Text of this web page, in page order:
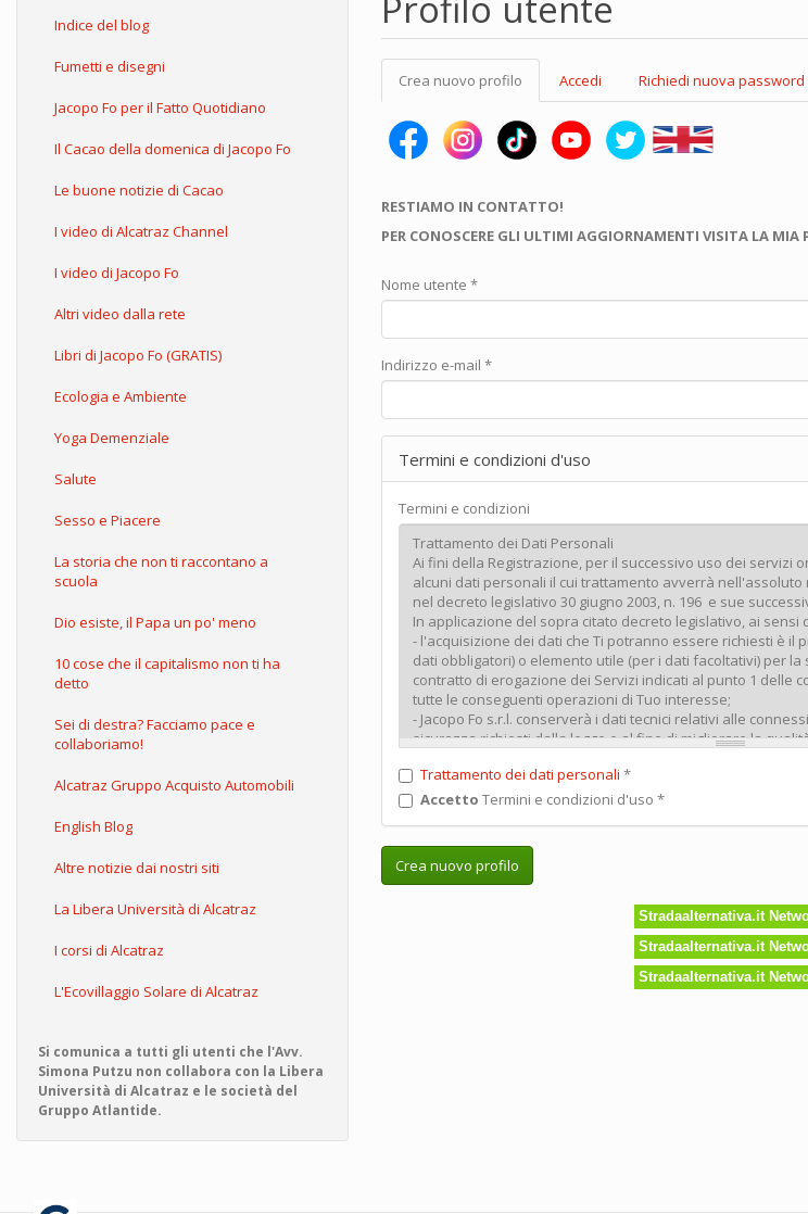
Indice del blog
Fumetti e disegni
Jacopo Fo per il Fatto Quotidiano
Il Cacao della domenica di Jacopo Fo
Le buone notizie di Cacao
I video di Alcatraz Channel
I video di Jacopo Fo
Altri video dalla rete
Libri di Jacopo Fo (GRATIS)
Ecologia e Ambiente
Yoga Demenziale
Salute
Sesso e Piacere
La storia che non ti raccontano a
scuola
Dio esiste, il Papa un po' meno
10 cose che il capitalismo non ti ha
detto
Sei di destra? Facciamo pace e
collaboriamo!
Alcatraz Gruppo Acquisto Automobili
English Blog
Altre notizie dai nostri siti
La Libera Università di Alcatraz
I corsi di Alcatraz
L'Ecovillaggio Solare di Alcatraz
Si comunica a tutti gli utenti che l'Avv.
Simona Putzu non collabora con la Libera
Università di Alcatraz e le società del
Gruppo Atlantide.
Schede
primarie
Crea nuovo profilo (scheda
attiva)
Accedi Richiedi nuova password
RESTIAMO IN CONTATTO!
PER CONOSCERE GLI ULTIMI AGGIORNAMENTI VISITA LA MIA
Nome utente *
Indirizzo e-mail *
Termini e condizioni d'uso
Termini e condizioni
Trattamento dei dati personali *
Accetto Termini e condizioni d'uso *
Crea nuovo profilo
Stradaalternativa.it
Stradaalternativa.it
Stradaalternativa.it